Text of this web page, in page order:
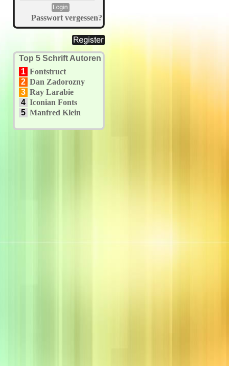
Passwort vergessen?
Top 5 Schrift Autoren
1 Fontstruct
2 Dan Zadorozny
3 Ray Larabie
4 Iconian Fonts
5 Manfred Klein